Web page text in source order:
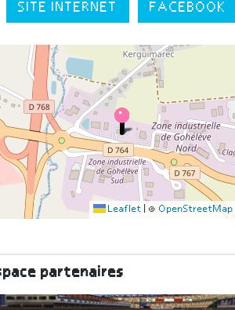
SITE INTERNET FACEBOOK
Leaflet © OpenStreetMap
partenaires